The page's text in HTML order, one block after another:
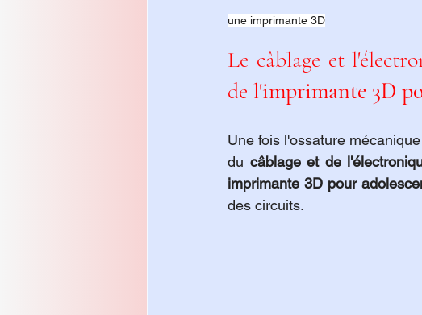
une imprimante 3D
Le câblage et
de l'imprimante 3D
Une fois l'ossature
du câblage et de
imprimante 3D pour
des circuits.